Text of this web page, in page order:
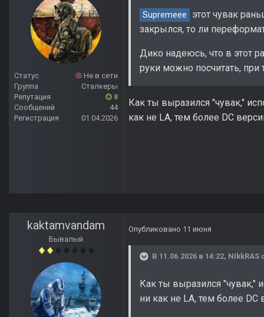
Статус
Не в сети
Группа
Сталкеры
Репутация
8
Сообщений
44
Регистрация
01.04.2026
Supremeee
этот чувак
закрылся, то ли
Дико надеюсь, что в этот
руки можно посчитать, при
Как ты выразился "чувак,"
как не LA, тем более DC
kaktamvandam
Бывалый
Опубликовано 11 июня
В 11.06.2026 в 14:22, NIkkRAS
Как ты выразился "чувак,"
ни как не LA, тем более